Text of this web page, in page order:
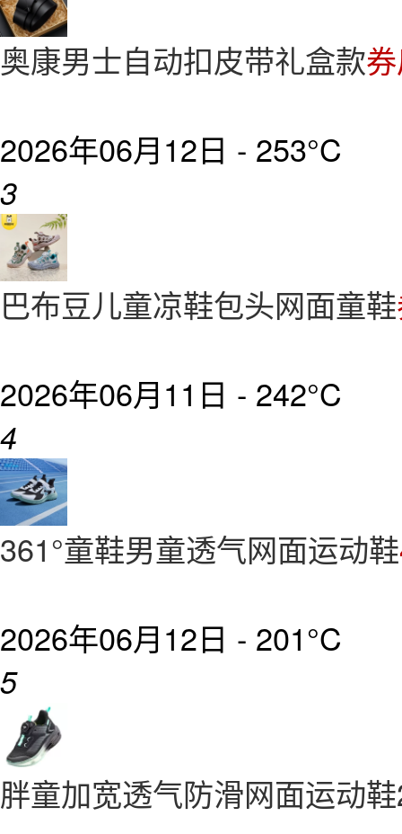
奥康男士自动扣皮带礼盒款
2026年06月12日 - 253°C
3
巴布豆儿童凉鞋包头网面童鞋
2026年06月11日 - 242°C
4
361°童鞋男童透气网面运动鞋
2026年06月12日 - 201°C
5
胖童加宽透气防滑网面运动